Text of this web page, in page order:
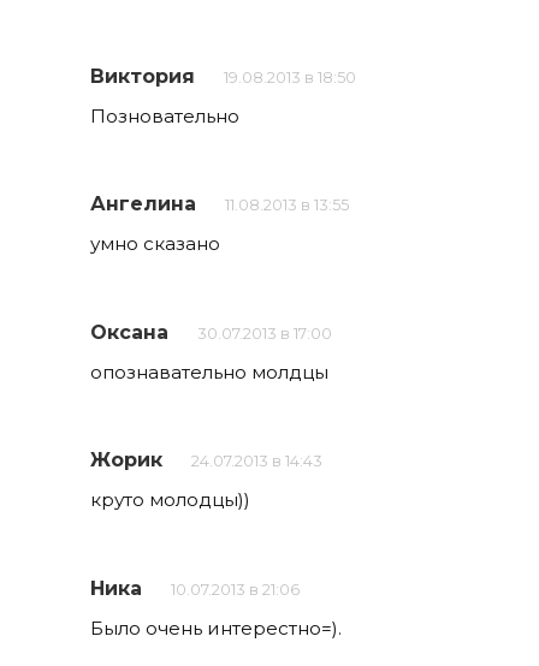
Виктория 19.08.2013 в 18:50
Позновательно
Ангелина 11.08.2013 в 13:55
умно сказано
Оксана 30.07.2013 в 17:00
опознавательно молдцы
Жорик 24.07.2013 в 14:43
круто молодцы))
Ника 10.07.2013 в 21:06
Было очень интерестно=).